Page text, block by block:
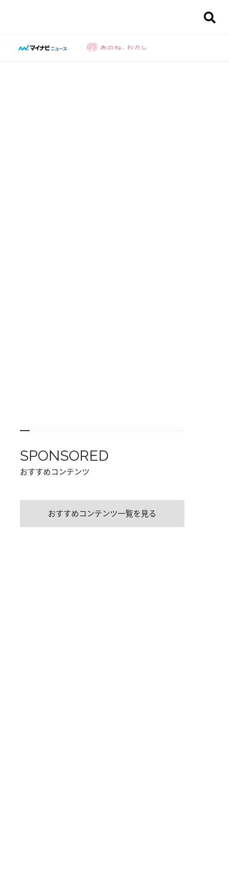
SPONSORED
おすすめコンテンツ
おすすめコンテンツ一覧を見る